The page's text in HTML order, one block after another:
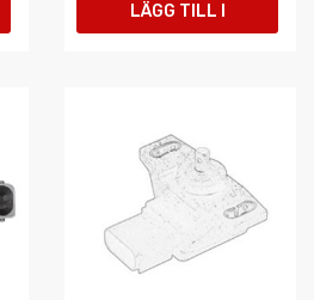
LÄGG TILL I